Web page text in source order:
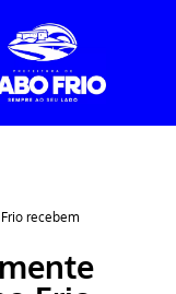
recebem